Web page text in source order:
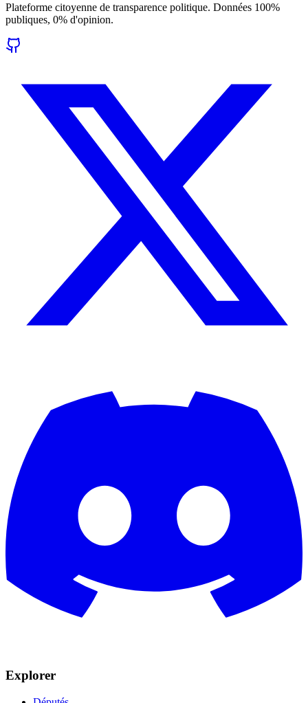
Plateforme citoyenne de transparence politique. Données 100%
publiques, 0% d'opinion.
Explorer